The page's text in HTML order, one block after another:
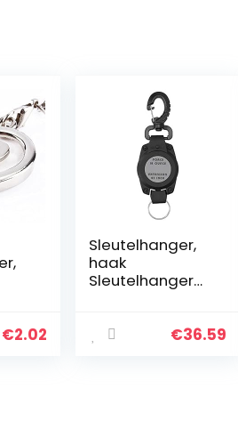
€2.02
Sleutelhanger,
haak
Sleutelhanger
der Sterke
€36.59